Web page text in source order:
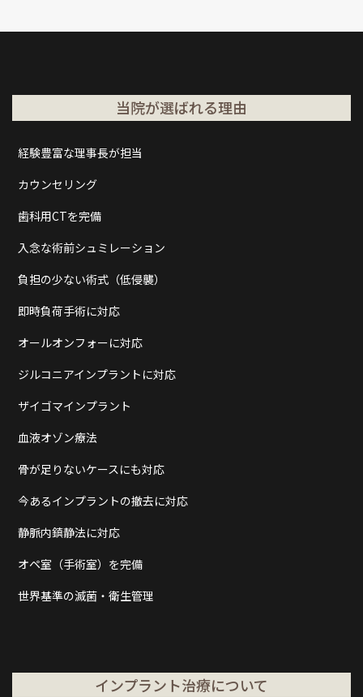
当院が選ばれる理由
経験豊富な理事長が担当
カウンセリング
歯科用CTを完備
入念な術前シュミレーション
負担の少ない術式（低侵襲）
即時負荷手術に対応
オールオンフォーに対応
ジルコニアインプラントに対応
ザイゴマインプラント
血液オゾン療法
骨が足りないケースにも対応
今あるインプラントの撤去に対応
静脈内鎮静法に対応
オペ室（手術室）を完備
世界基準の滅菌・衛生管理
インプラント治療について